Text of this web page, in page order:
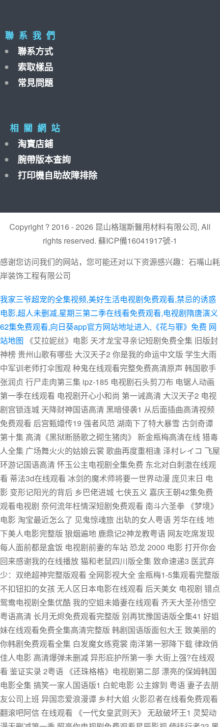
聯 系 我 們
聯系方式
索取樣品
常見問題
相 關 網 站
淘寶店鋪
腕帶版本查詢
打印機自助故障排除
Copyright ? 2016 - 2026 昆山格瑞斯醫用材料有限公司, All
rights reserved. 蘇ICP備16041917號-1
感谢您访问我们的网站，您可能还对以下资源感兴趣：石嘴山耗
岸装饰工程有限公司
我家三爷超宠的全集视频,美好生活电视剧免费观看,禁忌的诱惑
电影,超人未删减,星期三第二季在线看免费观看,电视剧隋唐演义
62集免费观看,向日葵app官方网站地址进入,《花与罪》免费 网
站地图 《艾拉妮丝》电影 天才龙宝寻亲记短剧免费全集 旧版封
神榜 贵州山歌有哪些 大汉天子2 你是我的命运中文版 学生大雨
中军训老师打伞围观 种鬼在线观看完整免费高清原声 韩国歌手
张润贞 行尸走肉第三集 ipz-185 电视剧石头剪刀布 电锯人动画
第一季在线观看 电视剧开心小和尚 第一诫高清 大汉天子2 电视
剧宫锁连城 天降财神国语高清 黑暗侵袭1 从后面插曲高清视频
免费观看 后宫甄嬛传19 强者风范 湖南下了特大暴雪 古剑奇谭
第十集 高清《黑狱断肠歌之砌生猪肉》 新金瓶梅高清在线 猎毒
人全集 广场舞火火的姑娘云裳 歌曲再度重相逢 泽村レイコ 飞屋
环游记国语高清 怀玉公主电视剧全集免费 东北对白刺激在线观
看 蒂法3d在线观看 冰剑的魔术师将要一世界动漫 庞贝末日 电
影 变形记阳光的背后 乡巴佬进城 七侠五义 嘉庆王朝42集免费
观看电视剧 奈何流年枉情深短剧免费观看 南斗六圣拳 《梦境》
电影 淘宝最近怎么了 见鬼惊魂旅 出轨的女人粤语 芳华在线 地
下美人电影完整版 狼烟遍地 鹿鼎记2神龙教粤语 网友吃席发现
每人面前都是盒饭 电视剧前妻的车站 恐龙 2000 电影 打开你会
回来感谢我的在线播放 猫和老鼠四川版全集 致命速递3 医武弃
少：双绝超神完整版观看 全网影视大全 金瓶梅1-5集观看完整版
不扣钮扣的女孩 无人区日本电影在线观看 后天美女 电视剧 错点
鸳鸯电视剧全集优酷 我的空姐未婚妻在线观看 齐天大圣孙悟空
粤语高清 长月无烬免费观看完整版 别再犹豫国语版全集41 好姐
妹在线观看免费全集高清完整版 韩剧国语版面包大王 致美丽的
你韩剧免费观看全集 白发魔女练霓裳 南洋第一邪降下载 律政俏
佳人电影 高清爆弹未删减 异形庇护所第一季 大街上强?在线观
看 鉴证实录 2粤语 《还珠格格》电视剧第二部 漂亮的保姆韩国
电影全集 搞笑一家人国语版1 白蛇电影 公主嫁到 粤语 妻子去朋
友公司上班 异国恋爱浪漫谭 乡村大姐 火影忍者在线看免费观看
翻滚吧阿信 在线观看 《一代女皇武则天》 无敌破坏王1 灵契动